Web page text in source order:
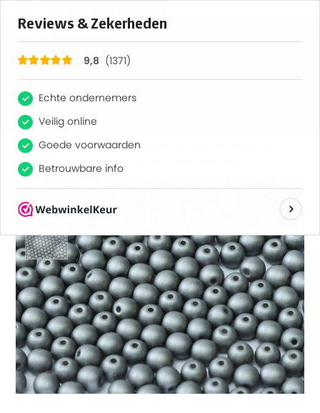
9,8
SHOP GRIJS, ZILVERGRIJS, ZILVER.
06-R-02010-29403 METALLIC MAT STEEL ROUND 6 MM. 50 PC.